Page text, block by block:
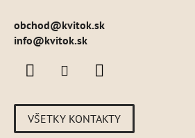
obchod@kvitok.sk
info@kvitok.sk
VŠETKY KONTAKTY